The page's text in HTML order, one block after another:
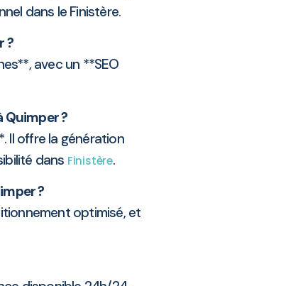
dans le Finistère.
?
avec un **SEO
?
Il offre la génération
dans Finistère.
?
optimisé, et